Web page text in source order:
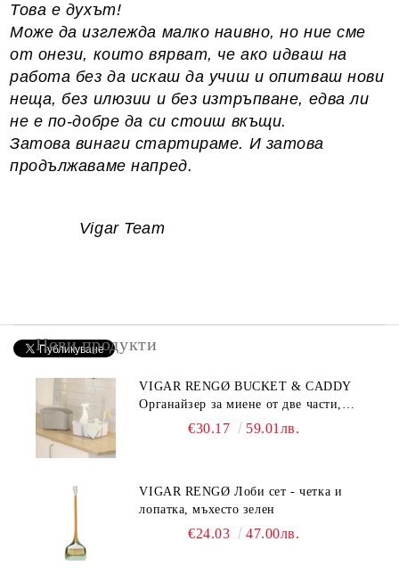
Това е духът!
Може да изглежда малко наивно, но ние сме
от онези, които вярват, че ако идваш на
работа без да искаш да учиш и опитваш нови
неща, без илюзии и без изтръпване, едва ли
не е по-добре да си стоиш вкъщи.
Затова винаги стартираме. И затова
продължаваме напред.
Vigar Team
Нови продукти
VIGAR RENGØ BUCKET & CADDY
Органайзер за миене от две части,
€30.17 59.01лв.
VIGAR RENGØ Лоби сет - четка и
лопатка, мъхесто зелен
€24.03 47.00лв.